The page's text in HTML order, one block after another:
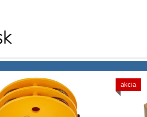
akcia